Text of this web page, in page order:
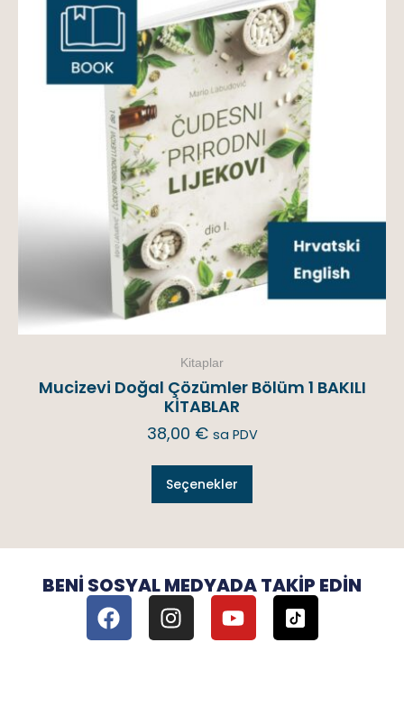
Kitaplar
Mucizevi Doğal Çözümler Bölüm 1 BAKILI
KİTABLAR
38,00 € sa PDV
Seçenekler
BENI SOSYAL MEDYADA TAKIP EDIN